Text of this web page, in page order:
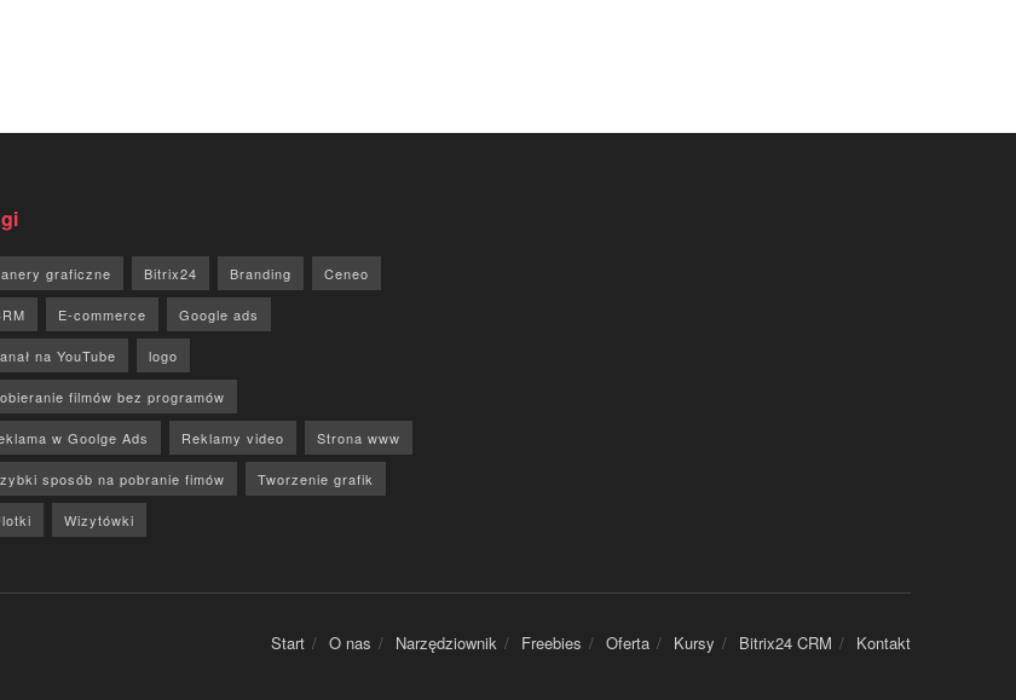
graficzne Bitrix24 Branding Ceneo
E-commerce Google ads
na YouTube logo
filmów bez programów
w Goolge Ads Reklamy video Strona www
sposób na pobranie fimów Tworzenie grafik
Wizytówki
Start O nas Narzędziownik Freebies Oferta Kursy Bitrix24 CRM Kontakt